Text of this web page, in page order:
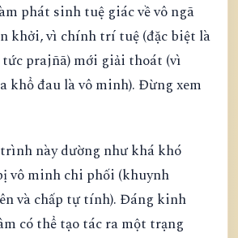
phát sinh tuệ giác về vô ngã
khởi, vì chính trí tuệ (đặc biệt là
prajñā) mới giải thoát (vì
khổ đau là vô minh). Đừng xem
này dường như khá khó
vô minh chi phối (khuynh
và chấp tự tính). Đáng kinh
có thể tạo tác ra một trạng